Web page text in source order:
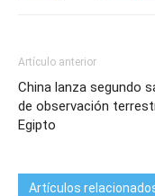
Artículo anterior
China lanza segundo
de observación
Egipto
Artículos